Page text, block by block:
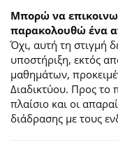
Μπορώ να
παρακολουθώ ένα
Όχι, αυτή τη στιγμή
υποστήριξη, εκτός
μαθημάτων,
Διαδικτύου. Προς το
πλαίσιο και οι
διάδρασης με τους